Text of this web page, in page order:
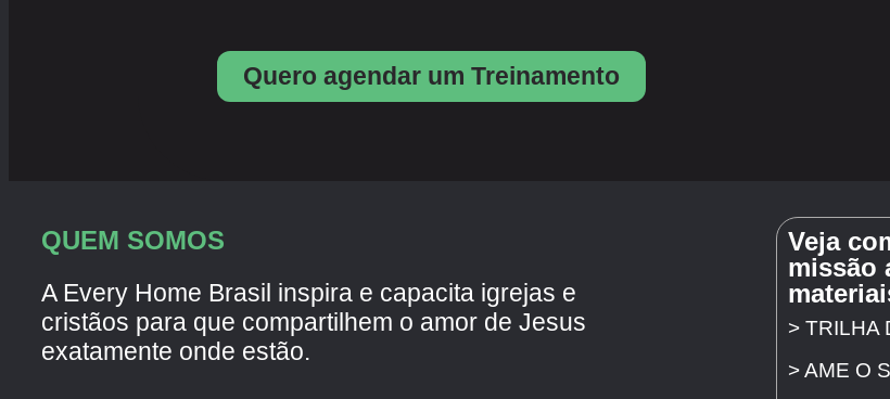
Quero agendar um Treinamento
QUEM SOMOS
A Every Home Brasil inspira e capacita igrejas e
cristãos para que compartilhem o amor de Jesus
exatamente onde estão.
Veja
missão
> TRILHA
> AME O